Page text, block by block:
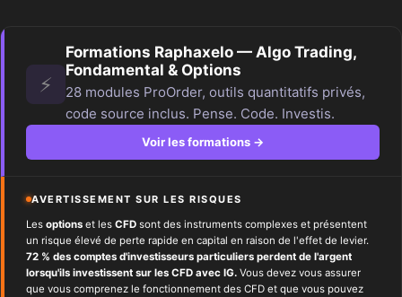
⚡
Formations Raphaxelo — Algo Trading,
Fondamental & Options
28 modules ProOrder, outils quantitatifs privés,
code source inclus. Pense. Code. Investis.
Voir les formations →
AVERTISSEMENT SUR LES RISQUES
Les options et les CFD sont des instruments complexes et présentent
un risque élevé de perte rapide en capital en raison de l'effet de levier.
72 % des comptes d'investisseurs particuliers perdent de l'argent
lorsqu'ils investissent sur les CFD avec IG. Vous devez vous assurer
que vous comprenez le fonctionnement des CFD et que vous pouvez